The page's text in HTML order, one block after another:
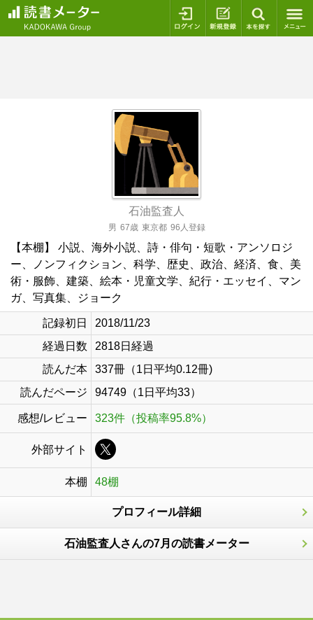
ログイン 新規登録
石油監査人
男 67歳 東京都 96人登録
【本棚】 小説、海外小説、詩・俳句・短歌・アンソロジ
ー、ノンフィクション、科学、歴史、政治、経済、食、美
術・服飾、建築、絵本・児童文学、紀行・エッセイ、マン
ガ、写真集、ジョーク
記録初日
2018/11/23
経過日数
2818日経過
読んだ本
337冊（1日平均0.12冊)
読んだページ
94749（1日平均33）
感想/レビュー 323件（投稿率95.8%）
外部サイト
本棚 48棚
プロフィール詳細
石油監査人さんの7月の読書メーター